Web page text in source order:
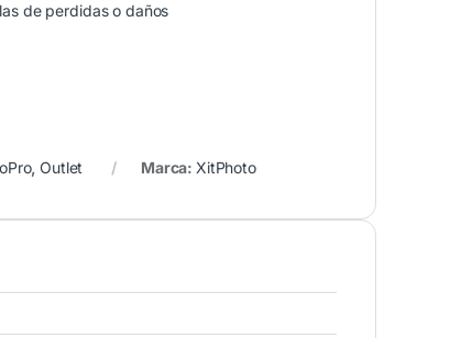
de perdidas o daños
,Outlet Marca:XitPhoto